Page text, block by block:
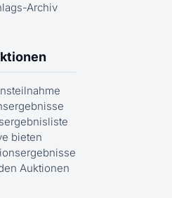
Archiv
bieten
Auktionen